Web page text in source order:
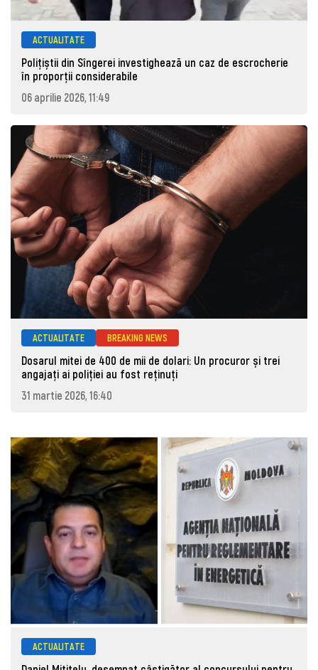
ACTUALITATE
Polițiștii din Sîngerei investighează un caz de escrocherie
în proporții considerabile
06 aprilie 2026, 11:49
ACTUALITATE BREAKING NEWS
Dosarul mitei de 400 de mii de dolari: Un procuror și trei
angajați ai poliției au fost reținuți
31 martie 2026, 16:40
ACTUALITATE